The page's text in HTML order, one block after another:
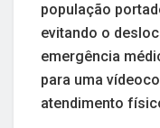
população
evitando o
emergência
para uma
atendimento